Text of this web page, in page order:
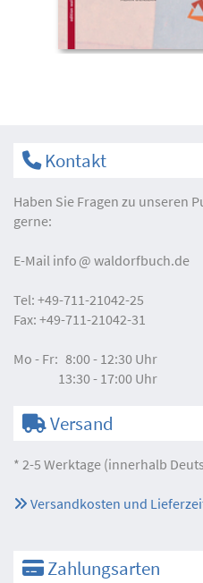
Kontakt
Haben Sie Fragen zu unseren
gerne:
E-Mail info waldorfbuch.de
Tel: +49-711-21042-25
Fax: +49-711-21042-31
Mo - Fr: 8:00 - 12:30 Uhr
13:30 - 17:00 Uhr
Versand
* 2-5 Werktage (innerhalb
Versandkosten und
Zahlungsarten